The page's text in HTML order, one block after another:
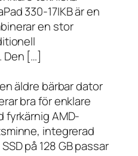
330-17IKB är en
en stor
Den […]
äldre bärbar dator
bra för enklare
fyrkärnig AMD-
integrerad
på 128 GB passar